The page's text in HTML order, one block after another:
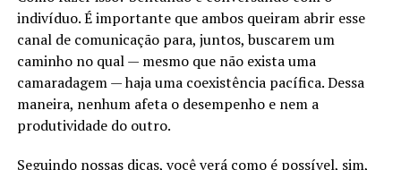
indivíduo. É importante que ambos queiram abrir esse
canal de comunicação para, juntos, buscarem um
caminho no qual — mesmo que não exista uma
camaradagem — haja uma coexistência pacífica. Dessa
maneira, nenhum afeta o desempenho e nem a
produtividade do outro.
Seguindo nossas dicas, você verá como é possível, sim,